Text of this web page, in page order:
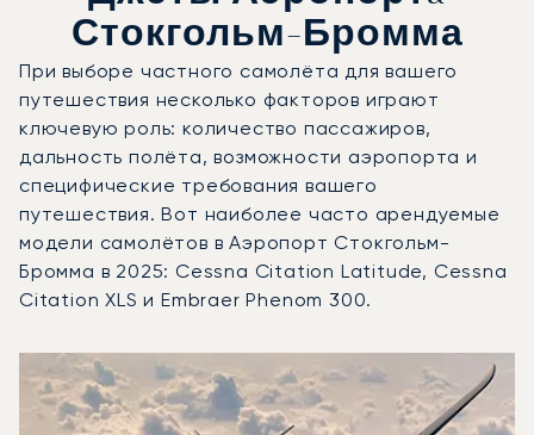
Стокгольм-Бромма
При выборе частного самолёта для вашего
путешествия несколько факторов играют
ключевую роль: количество пассажиров,
дальность полёта, возможности аэропорта и
специфические требования вашего
путешествия. Вот наиболее часто арендуемые
модели самолётов в Аэропорт Стокгольм-
Бромма в 2025: Cessna Citation Latitude, Cessna
Citation XLS и Embraer Phenom 300.
Фото воздушного судна
Модель воздушного судна
Места
Скорость (км/ч)
Дальность (км)
Дальность (NM)